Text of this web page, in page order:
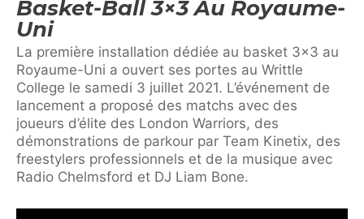
Basket-Ball 3×3 Au Royaume-
Uni
La première installation dédiée au basket 3×3 au
Royaume-Uni a ouvert ses portes au Writtle
College le samedi 3 juillet 2021. L’événement de
lancement a proposé des matchs avec des
joueurs d’élite des London Warriors, des
démonstrations de parkour par Team Kinetix, des
freestylers professionnels et de la musique avec
Radio Chelmsford et DJ Liam Bone.